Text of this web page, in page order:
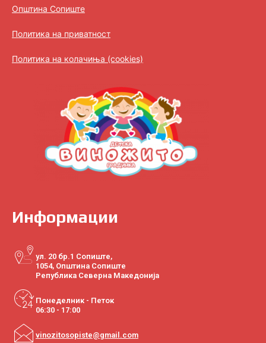
Општина Сопиште
Политика на приватност
Политика на колачиња (cookies)
Информации
ул. 20 бр.1 Сопиште,
1054, Општина Сопиште
Република Северна Македонија
Понеделник - Петок
06:30 - 17:00
vinozitosopiste@gmail.com